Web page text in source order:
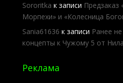
Sororitka к записи Предзаказ
Морпехи» и «Колесница
Sania61636 к записи Ранее
концепты к Чужому 5 от
Реклама